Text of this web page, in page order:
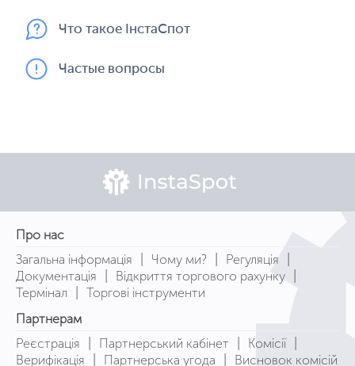
Что такое ІнстаСпот
Частые вопросы
Про нас
Загальна інформація
Чому ми? Регуляція
Документація Відкриття торгового рахунку
Термінал
Торгові інструменти
Партнерам
Реєстрація
Партнерський кабінет Комісії
Верифікація Партнерська угода Висновок комісій